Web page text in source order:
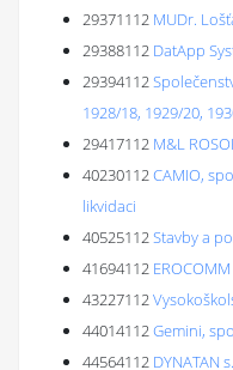
29371112 MUDr.
29388112 DatApp
29394112
1928/18, 1929/20,
29417112 M&L
40230112CAMIO,
likvidaci
40525112Stavby a
41694112
43227112
44014112Gemini,
44564112 DYNATAN